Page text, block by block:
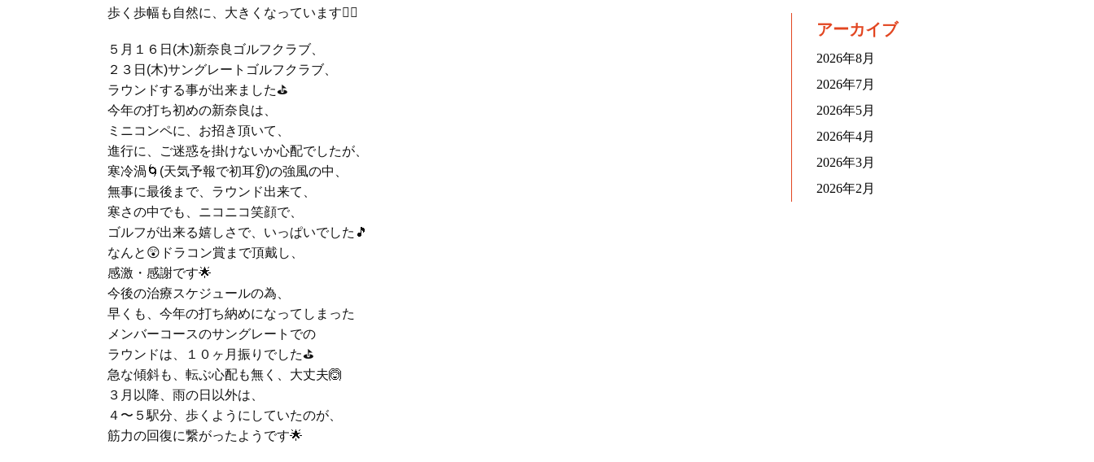
歩く歩幅も自然に、大きくなっています🚶‍♀️
５月１６日(木)新奈良ゴルフクラブ、
２３日(木)サングレートゴルフクラブ、
ラウンドする事が出来ました⛳
今年の打ち初めの新奈良は、
ミニコンペに、お招き頂いて、
進行に、ご迷惑を掛けないか心配でしたが、
寒冷渦🌀(天気予報で初耳👂)の強風の中、
無事に最後まで、ラウンド出来て、
寒さの中でも、ニコニコ笑顔で、
ゴルフが出来る嬉しさで、いっぱいでした🎵
なんと😲ドラコン賞まで頂戴し、
感激・感謝です🌟
今後の治療スケジュールの為、
早くも、今年の打ち納めになってしまった
メンバーコースのサングレートでの
ラウンドは、１０ヶ月振りでした⛳
急な傾斜も、転ぶ心配も無く、大丈夫🙆
３月以降、雨の日以外は、
４〜５駅分、歩くようにしていたのが、
筋力の回復に繋がったようです🌟
アーカイブ
2026年8月
2026年7月
2026年5月
2026年4月
2026年3月
2026年2月